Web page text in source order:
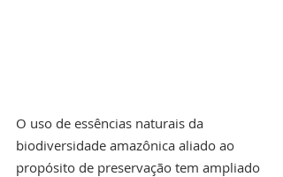
O uso de essências naturais da
biodiversidade amazônica aliado ao
propósito de preservação tem ampliado